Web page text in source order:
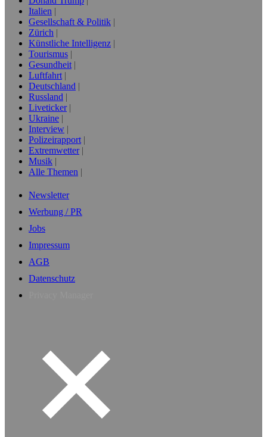
Italien
Gesellschaft & Politik
Zürich
Künstliche Intelligenz
Tourismus
Gesundheit
Luftfahrt
Deutschland
Russland
Liveticker
Ukraine
Interview
Polizeirapport
Extremwetter
Musik
Alle Themen
Newsletter
Werbung / PR
Jobs
Impressum
AGB
Datenschutz